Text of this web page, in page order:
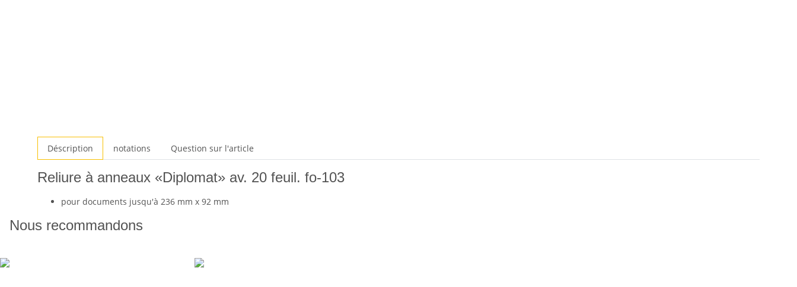
Déscription notations Question sur l'article
Reliure à anneaux «Diplomat» av. 20 feuil. fo-103
pour documents jusqu'à 236 mm x 92 mm
Nous recommandons